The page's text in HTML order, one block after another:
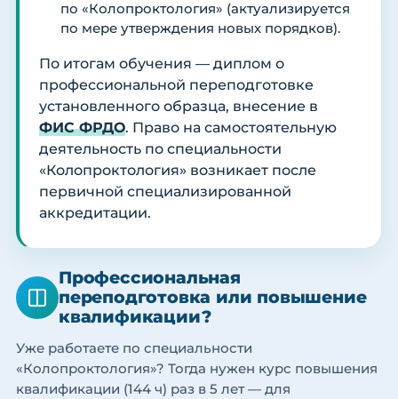
по «Колопроктология» (актуализируется
по мере утверждения новых порядков).
По итогам обучения — диплом о
профессиональной переподготовке
установленного образца, внесение в
ФИС ФРДО. Право на самостоятельную
деятельность по специальности
«Колопроктология» возникает после
первичной специализированной
аккредитации.
Профессиональная
переподготовка или повышение
квалификации?
Уже работаете по специальности
«Колопроктология»? Тогда нужен курс повышения
квалификации (144 ч) раз в 5 лет — для